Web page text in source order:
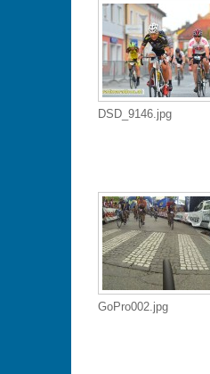
DSD_9146.jpg
GoPro002.jpg